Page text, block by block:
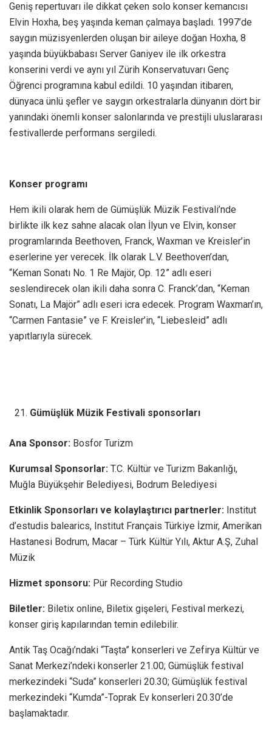
Geniş repertuvarı ile dikkat çeken solo konser kemancısı
Elvin Hoxha, beş yaşında keman çalmaya başladı. 1997’de
saygın müzisyenlerden oluşan bir aileye doğan Hoxha, 8
yaşında büyükbabası Server Ganiyev ile ilk orkestra
konserini verdi ve aynı yıl Zürih Konservatuvarı Genç
Öğrenci programına kabul edildi. 10 yaşından itibaren,
dünyaca ünlü şefler ve saygın orkestralarla dünyanın dört bir
yanındaki önemli konser salonlarında ve prestijli uluslararası
festivallerde performans sergiledi.
Konser programı
Hem ikili olarak hem de Gümüşlük Müzik Festivali’nde
birlikte ilk kez sahne alacak olan İlyun ve Elvin, konser
programlarında Beethoven, Franck, Waxman ve Kreisler’in
eserlerine yer verecek. İlk olarak L.V. Beethoven’dan,
“Keman Sonatı No. 1 Re Majör, Op. 12” adlı eseri
seslendirecek olan ikili daha sonra C. Franck’dan, “Keman
Sonatı, La Majör” adlı eseri icra edecek. Program Waxman’ın,
“Carmen Fantasie” ve F. Kreisler’in, “Liebesleid” adlı
yapıtlarıyla sürecek.
Gümüşlük Müzik Festivali sponsorları
Ana Sponsor: Bosfor Turizm
Kurumsal Sponsorlar: T.C. Kültür ve Turizm Bakanlığı,
Muğla Büyükşehir Belediyesi, Bodrum Belediyesi
Etkinlik Sponsorları ve kolaylaştırıcı partnerler: Institut
d’estudis balearics, Institut Français Türkiye İzmir, Amerikan
Hastanesi Bodrum, Macar – Türk Kültür Yılı, Aktur A.Ş, Zuhal
Müzik
Hizmet sponsoru: Pür Recording Studio
Biletler: Biletix online, Biletix gişeleri, Festival merkezi,
konser giriş kapılarından temin edilebilir.
Antik Taş Ocağı’ndaki “Taşta” konserleri ve Zefirya Kültür ve
Sanat Merkezi’ndeki konserler 21.00; Gümüşlük festival
merkezindeki “Suda” konserleri 20.30; Gümüşlük festival
merkezindeki “Kumda”-Toprak Ev konserleri 20.30’de
başlamaktadır.